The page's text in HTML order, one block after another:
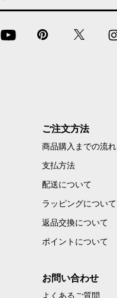
ご注文方法
商品購入までの流れ
支払方法
配送について
ラッピングについて
返品交換について
ポイントについて
お問い合わせ
よくあるご質問